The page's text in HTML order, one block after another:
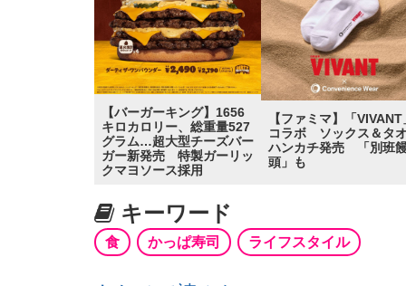
【バーガーキング】1656
キロカロリー、総重量527
グラム…超大型チーズバー
ガー新発売 特製ガーリッ
クマヨソース採用
【ファミマ】「VIVANT
コラボ ソックス＆タ
ハンカチ発売 「別班
頭」も
キーワード
食 かっぱ寿司 ライフスタイル